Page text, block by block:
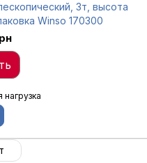
3т, высота
Winso 170300